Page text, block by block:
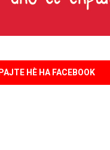
НÈ НА FACEBOOK